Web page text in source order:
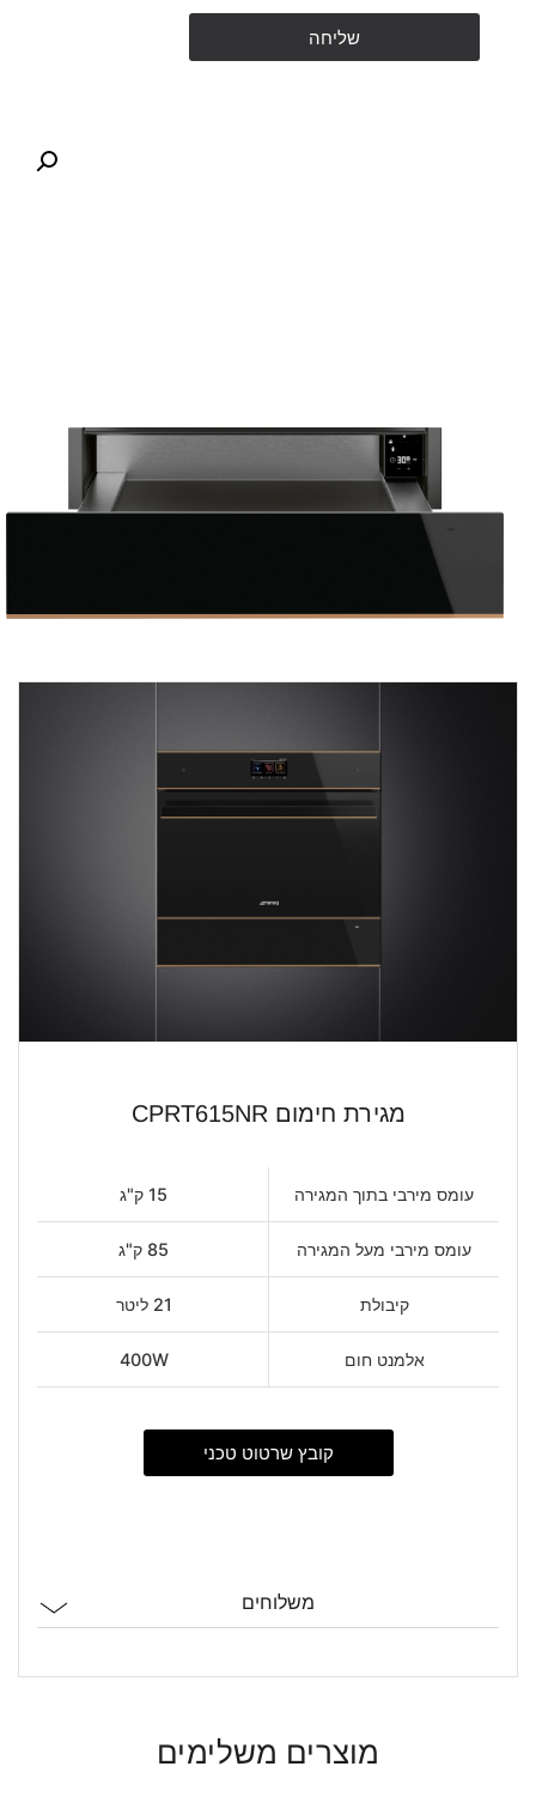
שליחה
מגירת חימום CPRT615NR
עומס מירבי בתוך המגירה 15 ק"ג
עומס מירבי מעל המגירה 85 ק"ג
קיבולת 21 ליטר
אלמנט חום 400W
קובץ שרטוט טכני
משלוחים
מוצרים משלימים